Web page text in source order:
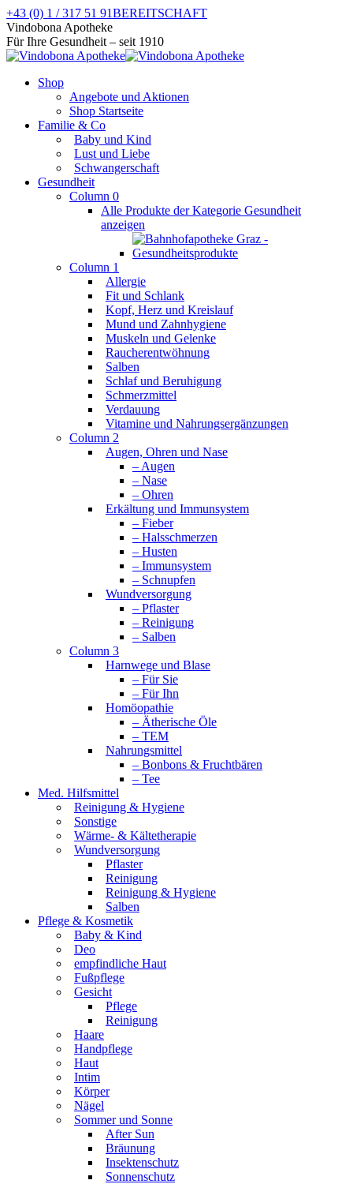
Zum
Inhalt
springen
+43 (0) 1 / 317 51 91BEREITSCHAFT
Facebook
page
opens
new
Instagram
page
opens
new
Vindobona Apotheke
Für Ihre Gesundheit – seit 1910
Shop
Angebote und Aktionen
Shop Startseite
Familie & Co
Baby und Kind
Lust und Liebe
Schwangerschaft
Gesundheit
Column 0
Alle Produkte der Kategorie Gesundheit
anzeigen
Column 1
Allergie
Fit und Schlank
Kopf, Herz und Kreislauf
Mund und Zahnhygiene
Muskeln und Gelenke
Raucherentwöhnung
Salben
Schlaf und Beruhigung
Schmerzmittel
Verdauung
Vitamine und Nahrungsergänzungen
Column 2
Augen, Ohren und Nase
– Augen
– Nase
– Ohren
Erkältung und Immunsystem
– Fieber
– Halsschmerzen
– Husten
– Immunsystem
– Schnupfen
Wundversorgung
– Pflaster
– Reinigung
– Salben
Column 3
Harnwege und Blase
– Für Sie
– Für Ihn
Homöopathie
– Ätherische Öle
– TEM
Nahrungsmittel
– Bonbons & Fruchtbären
– Tee
Med. Hilfsmittel
Reinigung & Hygiene
Sonstige
Wärme- & Kältetherapie
Wundversorgung
Pflaster
Reinigung
Reinigung & Hygiene
Salben
Pflege & Kosmetik
Baby & Kind
Deo
empfindliche Haut
Fußpflege
Gesicht
Pflege
Reinigung
Haare
Handpflege
Haut
Intim
Körper
Nägel
Sommer und Sonne
After Sun
Bräunung
Insektenschutz
Sonnenschutz